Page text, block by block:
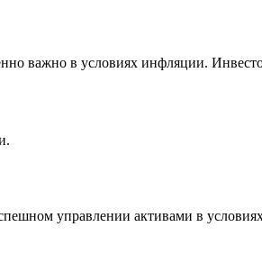
важно в условиях инфляции.
управлении активами в